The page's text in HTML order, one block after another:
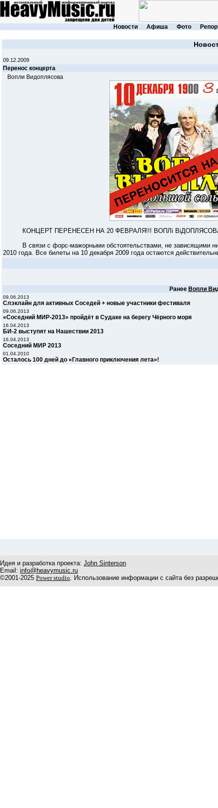
Новости Афиша Фото
09.12.2009
Перенос концерта
Вопли Видоплясова
КОНЦЕРТ ПЕРЕНЕСЕН НА 20 ФЕВРАЛЯ!!! ВОПЛi ВiДОПЛЯСОВА.
В связи с форс-мажорными обстоятельствами, не зависящими ни
2010 года. Все билеты на 10 декабря 2009 года остаются
Ранее Вопли
09.06.2013
Слэклайн для активных Соседей + новые участники фестиваля
09.06.2013
«Соседний МИР-2013» пройдёт в Судаке на берегу Чёрного моря
16.04.2013
БИ-2 выступят на Нашествии 2013
16.04.2013
Соседний МИР 2013
01.04.2010
Осталось 100 дней до «Главного приключения лета»!
Идея и разработка проекта: John Sinterson
Email: info@heavymusic.ru
©2001-2025 Power studio. Использование информации с сайта без